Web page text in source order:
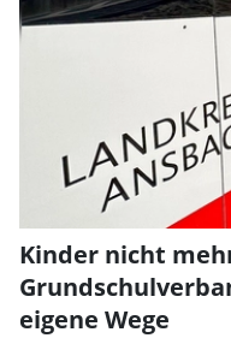
Kinder nicht
eigene Wege